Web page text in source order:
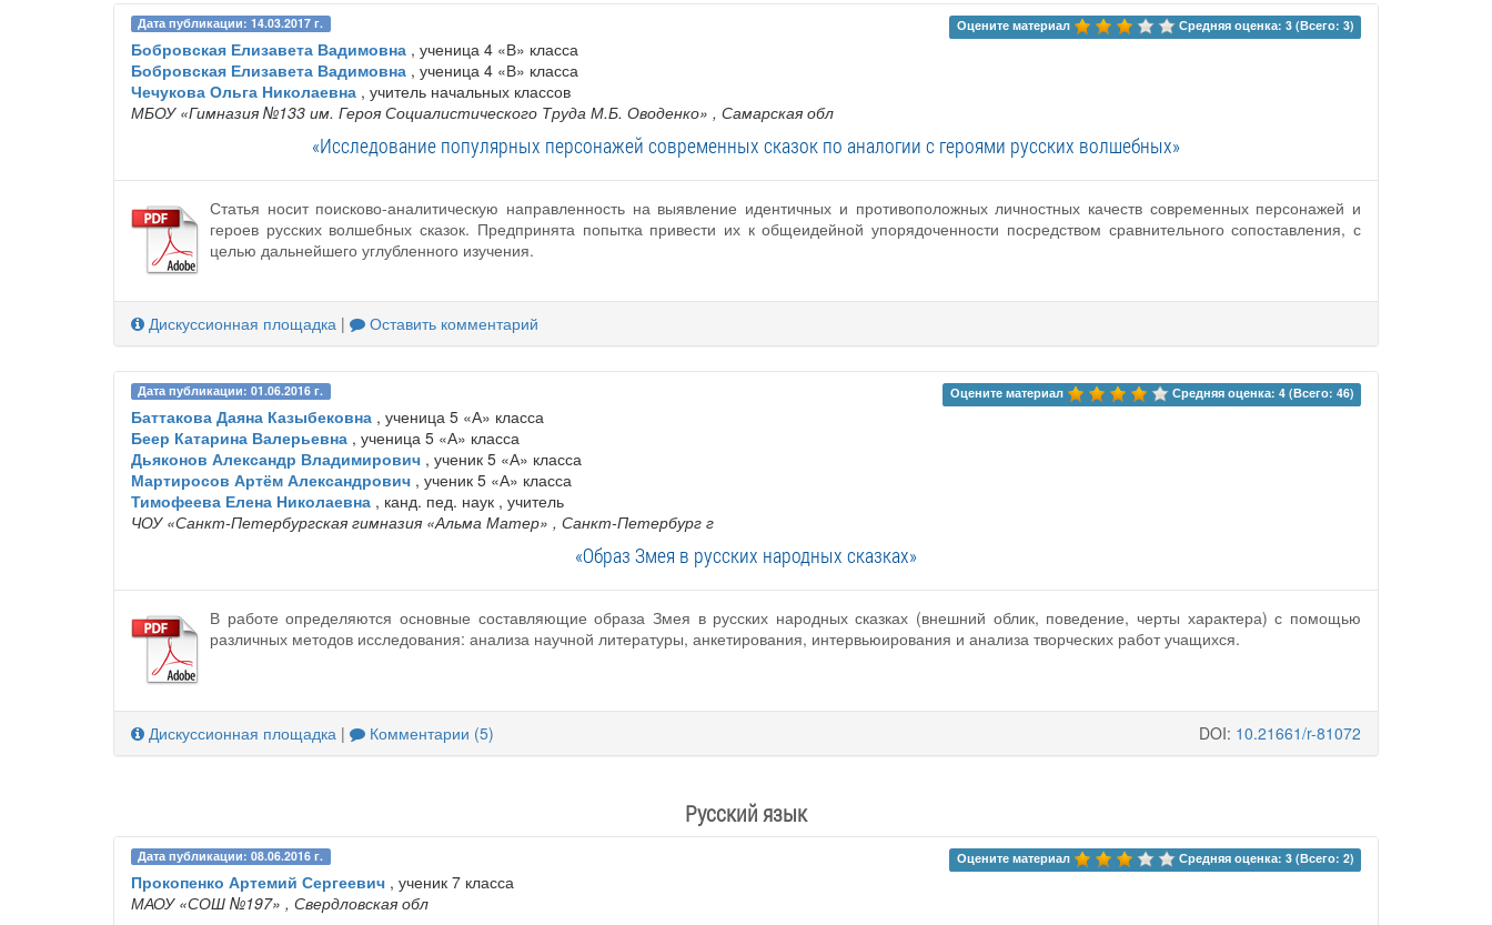
Дата публикации: 14.03.2017 г. Оцените материал Средняя оценка: 3 (Всего: 3)
Бобровская Елизавета Вадимовна , ученица 4 «В» класса
Бобровская Елизавета Вадимовна , ученица 4 «В» класса
Чечукова Ольга Николаевна , учитель начальных классов
МБОУ «Гимназия №133 им. Героя Социалистического Труда М.Б. Оводенко» , Самарская обл
«Исследование популярных персонажей современных сказок по аналогии с героями русских волшебных»
Статья носит поисково-аналитическую направленность на выявление идентичных и противоположных личностных качеств современных персонажей и
героев русских волшебных сказок. Предпринята попытка привести их к общеидейной упорядоченности посредством сравнительного сопоставления, с
целью дальнейшего углубленного изучения.
Дискуссионная площадка | Оставить комментарий
Дата публикации: 01.06.2016 г. Оцените материал Средняя оценка: 4 (Всего: 46)
Баттакова Даяна Казыбековна , ученица 5 «А» класса
Беер Катарина Валерьевна , ученица 5 «А» класса
Дьяконов Александр Владимирович , ученик 5 «А» класса
Мартиросов Артём Александрович , ученик 5 «А» класса
Тимофеева Елена Николаевна , канд. пед. наук , учитель
ЧОУ «Санкт-Петербургская гимназия «Альма Матер» , Санкт-Петербург г
«Образ Змея в русских народных сказках»
В работе определяются основные составляющие образа Змея в русских народных сказках (внешний облик, поведение, черты характера) с помощью
различных методов исследования: анализа научной литературы, анкетирования, интервьюирования и анализа творческих работ учащихся.
Дискуссионная площадка | Комментарии (5) DOI: 10.21661/r-81072
Русский язык
Дата публикации: 08.06.2016 г. Оцените материал Средняя оценка: 3 (Всего: 2)
Прокопенко Артемий Сергеевич , ученик 7 класса
МАОУ «СОШ №197» , Свердловская обл